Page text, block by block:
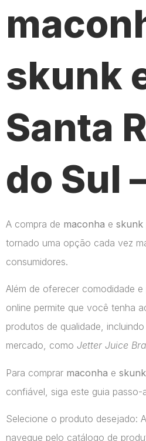
skunk
Santa
do Sul
A compra de maconha e skunk
tornado uma opção cada vez
consumidores.
Além de oferecer comodidade
online permite que você tenha
produtos de qualidade,
mercado, como Jetter Juice
Para comprar maconha e skunk
confiável, siga este guia passo-
Selecione o produto desejado:
navegue pelo catálogo de